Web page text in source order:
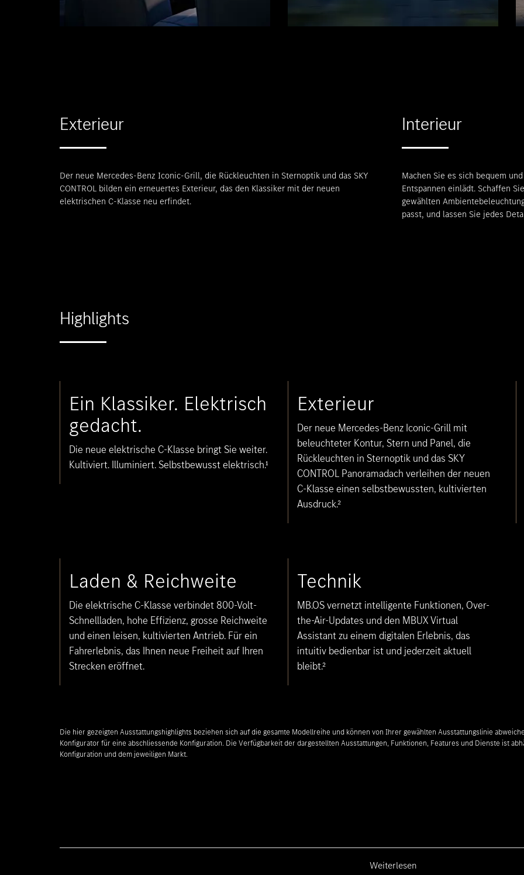
Exterieur
Der neue Mercedes-Benz Iconic-Grill, die Rückleuchten in Sternoptik und das SKY
CONTROL bilden ein erneuertes Exterieur, das den Klassiker mit der neuen
elektrischen C-Klasse neu erfindet.
Interieur
Machen Sie es sich bequem
Entspannen einlädt. Schaffen
gewählten
passt, und lassen Sie jedes
Highlights
Ein Klassiker. Elektrisch
gedacht.
Die neue elektrische C-Klasse bringt Sie weiter.
Kultiviert. Illuminiert. Selbstbewusst elektrisch.¹
Exterieur
Der neue Mercedes-Benz Iconic-Grill mit
beleuchteter Kontur, Stern und Panel, die
Rückleuchten in Sternoptik und das SKY
CONTROL Panoramadach verleihen der neuen
C-Klasse einen selbstbewussten, kultivierten
Ausdruck.²
Laden & Reichweite
Die elektrische C-Klasse verbindet 800-Volt-
Schnellladen, hohe Effizienz, grosse Reichweite
und einen leisen, kultivierten Antrieb. Für ein
Fahrerlebnis, das Ihnen neue Freiheit auf Ihren
Strecken eröffnet.
Technik
MB.OS vernetzt intelligente Funktionen, Over-
the-Air-Updates und den MBUX Virtual
Assistant zu einem digitalen Erlebnis, das
intuitiv bedienbar ist und jederzeit aktuell
bleibt.²
Die hier gezeigten Ausstattungshighlights beziehen sich auf die gesamte Modellreihe und können von Ihrer gewählten Ausstattungslinie
Konfigurator für eine abschliessende Konfiguration. Die Verfügbarkeit der dargestellten Ausstattungen, Funktionen, Features und Dienste ist
Konfiguration und dem jeweiligen Markt.
Weiterlesen